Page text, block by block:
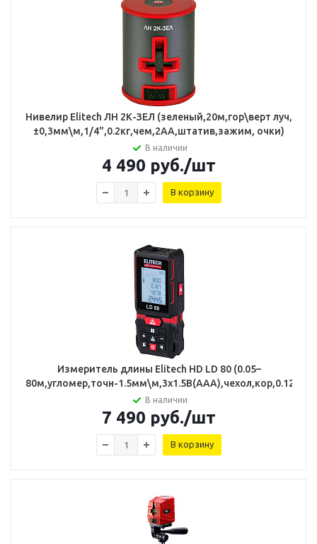
Нивелир Elitech ЛН 2К-ЗЕЛ (зеленый,20м,гор\верт луч,
±0,3мм\м,1/4",0.2кг,чем,2АА,штатив,зажим, очки)
В наличии
4 490 руб./шт
В корзину
Измеритель длины Elitech HD LD 80 (0.05–
80м,угломер,точн-1.5мм\м,3х1.5В(ААА),чехол,кор,0.12кг)
В наличии
7 490 руб./шт
В корзину